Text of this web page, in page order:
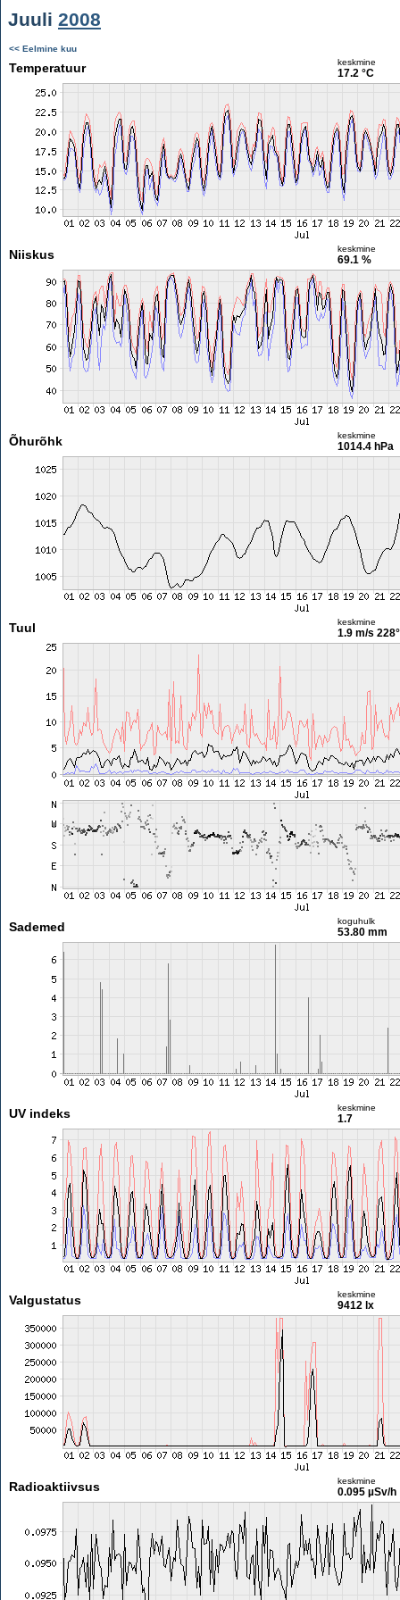
Juuli 2008
<< Eelmine kuu
Temperatuur keskmine
17.2 °C
Niiskus keskmine
69.1 %
Õhurõhk keskmine
1014.4 hPa
Tuul keskmine
1.9 m/s 228°
Sademed koguhulk
53.80 mm
UV indeks keskmine
1.7
Valgustatus keskmine
9412 lx
Radioaktiivsus keskmine
0.095 µSv/h